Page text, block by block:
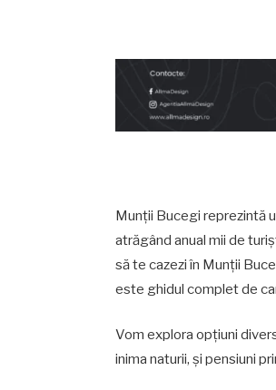
Munții Bucegi reprezintă
atrăgând anual mii de
să te cazezi în Munții
este ghidul complet de
Vom explora opțiuni
inima naturii, și pensiuni